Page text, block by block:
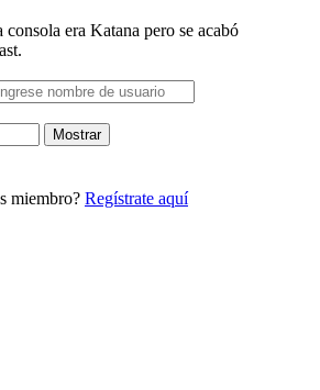
era Katana pero se acabó
Mostrar
miembro? Regístrate aquí